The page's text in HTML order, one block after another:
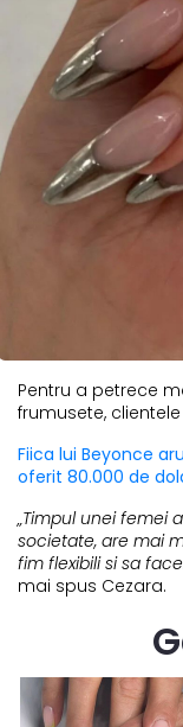
Pentru a petrece
frumusete,
Fiica lui Beyonce
oferit 80.000 de
„Timpul unei femei
societate, are mai
fim flexibili si sa
mai spus Cezara.